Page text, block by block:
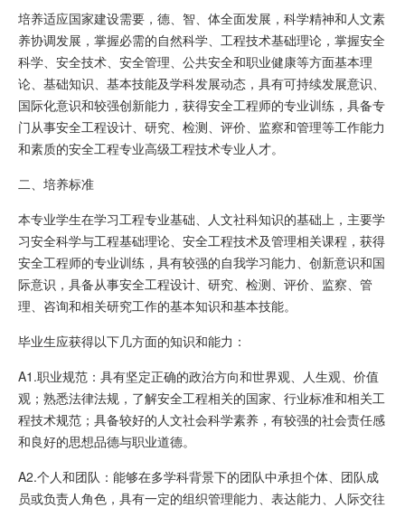
培养适应国家建设需要，德、智、体全面发展，科学精神和人文素
养协调发展，掌握必需的自然科学、工程技术基础理论，掌握安全
科学、安全技术、安全管理、公共安全和职业健康等方面基本理
论、基础知识、基本技能及学科发展动态，具有可持续发展意识、
国际化意识和较强创新能力，获得安全工程师的专业训练，具备专
门从事安全工程设计、研究、检测、评价、监察和管理等工作能力
和素质的安全工程专业高级工程技术专业人才。
二、培养标准
本专业学生在学习工程专业基础、人文社科知识的基础上，主要学
习安全科学与工程基础理论、安全工程技术及管理相关课程，获得
安全工程师的专业训练，具有较强的自我学习能力、创新意识和国
际意识，具备从事安全工程设计、研究、检测、评价、监察、管
理、咨询和相关研究工作的基本知识和基本技能。
毕业生应获得以下几方面的知识和能力：
A1.职业规范：具有坚定正确的政治方向和世界观、人生观、价值
观；熟悉法律法规，了解安全工程相关的国家、行业标准和相关工
程技术规范；具备较好的人文社会科学素养，有较强的社会责任感
和良好的思想品德与职业道德。
A2.个人和团队：能够在多学科背景下的团队中承担个体、团队成
员或负责人角色，具有一定的组织管理能力、表达能力、人际交往